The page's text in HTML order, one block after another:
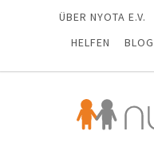
ÜBER NYOTA E.V.
HELFEN
BLOG